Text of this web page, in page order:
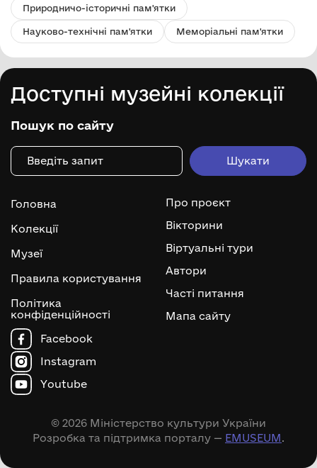
Природничо-історичні пам'ятки
Науково-технічні пам'ятки Меморіальні пам'ятки
Доступні музейні колекції
Пошук по сайту
Головна
Колекції
Музеї
Правила користування
Політика
конфіденційності
Про проєкт
Вікторини
Віртуальні тури
Автори
Часті питання
Мапа сайту
Facebook
Instagram
Youtube
© 2026 Міністерство культури України
Розробка та підтримка порталу — EMUSEUM.